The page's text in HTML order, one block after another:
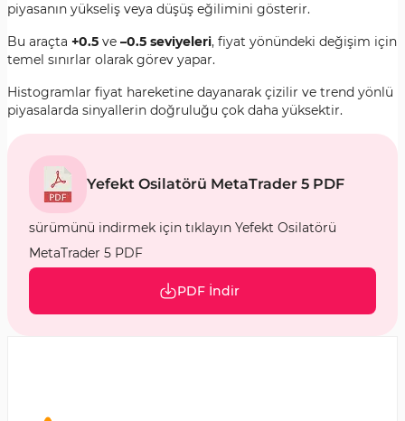
piyasanın yükseliş veya düşüş eğilimini gösterir.
Bu araçta +0.5 ve –0.5 seviyeleri, fiyat yönündeki değişim için
temel sınırlar olarak görev yapar.
Histogramlar fiyat hareketine dayanarak çizilir ve trend yönlü
piyasalarda sinyallerin doğruluğu çok daha yüksektir.
Yefekt Osilatörü MetaTrader 5 PDF
sürümünü indirmek için tıklayın Yefekt Osilatörü
MetaTrader 5 PDF
PDF İndir